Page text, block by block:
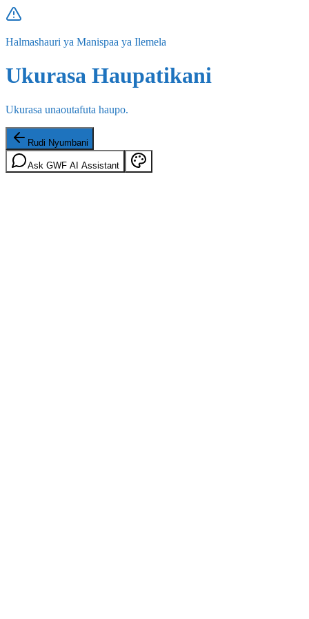
Halmashauri ya Manispaa ya Ilemela
Ukurasa Haupatikani
Ukurasa unaoutafuta haupo.
Rudi Nyumbani
Ask GWF AI Assistant